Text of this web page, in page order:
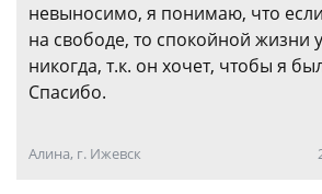
невыносимо, я понимаю, что
на свободе, то спокойной жизни
никогда, т.к. он хочет, чтобы я
Спасибо.
Алина, г. Ижевск